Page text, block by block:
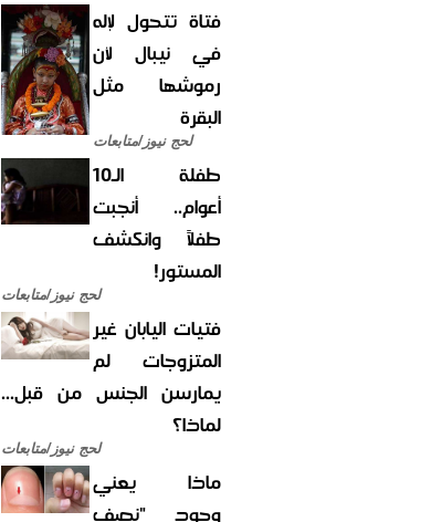
فتاة تتحول لإله
في نيبال لأن
رموشها مثل
البقرة
لحج نيوز/متابعات
طفلة الـ10
أعوام.. أنجبت
طفلاً وانكشف
المستور!
لحج نيوز/متابعات
فتيات اليابان غير
المتزوجات لم
يمارسن الجنس من قبل...
لماذا؟
لحج نيوز/متابعات
ماذا يعني
وجود "نصف